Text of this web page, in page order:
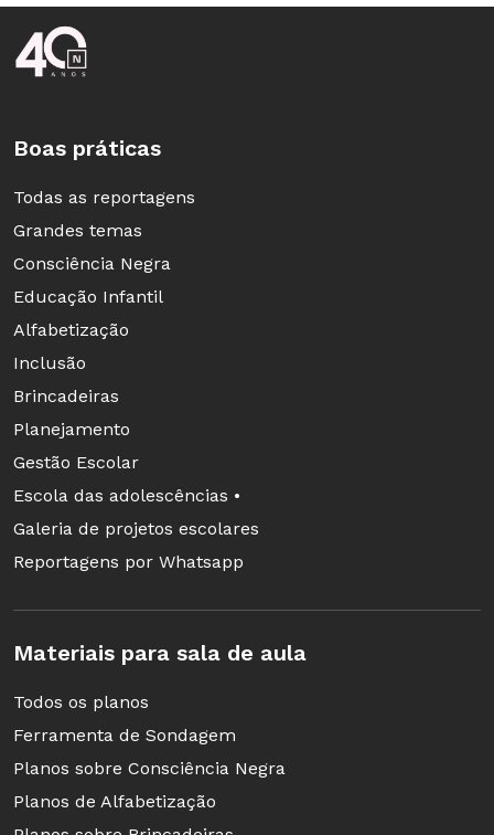
Rodapé da Nova Escola
Boas práticas
Todas as reportagens
Grandes temas
Consciência Negra
Educação Infantil
Alfabetização
Inclusão
Brincadeiras
Planejamento
Gestão Escolar
Escola das adolescências •
Galeria de projetos escolares
Reportagens por Whatsapp
Materiais para sala de aula
Todos os planos
Ferramenta de Sondagem
Planos sobre Consciência Negra
Planos de Alfabetização